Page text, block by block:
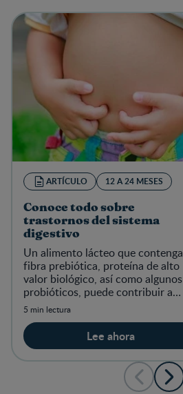
ARTÍCULO 12 A 24 MESES
Conoce todo sobre
trastornos del sistema
digestivo
Un alimento lácteo que contenga
fibra prebiótica, proteína de alto
valor biológico, así como algunos
probióticos, puede contribuir a
disminuir molestias menores en el
5 min lectura
Lee ahora